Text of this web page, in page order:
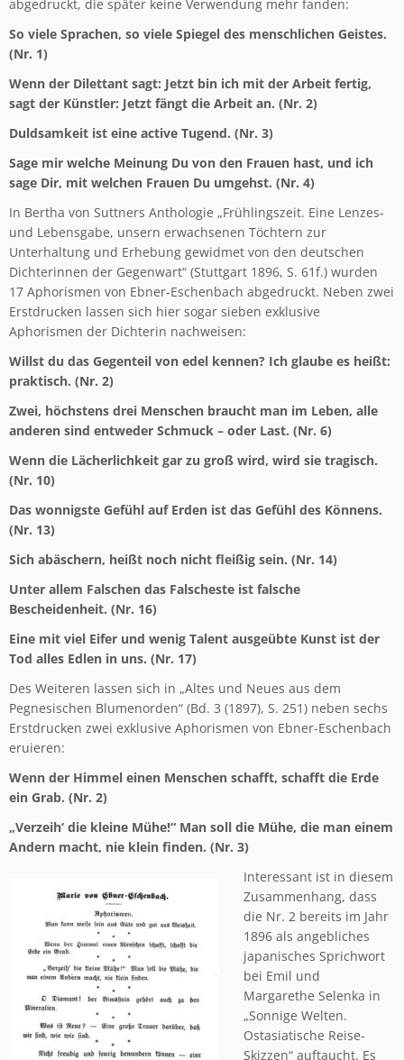
abgedruckt, die später keine Verwendung mehr fanden:
So viele Sprachen, so viele Spiegel des menschlichen Geistes.
(Nr. 1)
Wenn der Dilettant sagt: Jetzt bin ich mit der Arbeit fertig,
sagt der Künstler: Jetzt fängt die Arbeit an. (Nr. 2)
Duldsamkeit ist eine active Tugend. (Nr. 3)
Sage mir welche Meinung Du von den Frauen hast, und ich
sage Dir, mit welchen Frauen Du umgehst. (Nr. 4)
In Bertha von Suttners Anthologie „Frühlingszeit. Eine Lenzes-
und Lebensgabe, unsern erwachsenen Töchtern zur
Unterhaltung und Erhebung gewidmet von den deutschen
Dichterinnen der Gegenwart“ (Stuttgart 1896, S. 61f.) wurden
17 Aphorismen von Ebner-Eschenbach abgedruckt. Neben zwei
Erstdrucken lassen sich hier sogar sieben exklusive
Aphorismen der Dichterin nachweisen:
Willst du das Gegenteil von edel kennen? Ich glaube es heißt:
praktisch. (Nr. 2)
Zwei, höchstens drei Menschen braucht man im Leben, alle
anderen sind entweder Schmuck – oder Last. (Nr. 6)
Wenn die Lächerlichkeit gar zu groß wird, wird sie tragisch.
(Nr. 10)
Das wonnigste Gefühl auf Erden ist das Gefühl des Könnens.
(Nr. 13)
Sich abäschern, heißt noch nicht fleißig sein. (Nr. 14)
Unter allem Falschen das Falscheste ist falsche
Bescheidenheit. (Nr. 16)
Eine mit viel Eifer und wenig Talent ausgeübte Kunst ist der
Tod alles Edlen in uns. (Nr. 17)
Des Weiteren lassen sich in „Altes und Neues aus dem
Pegnesischen Blumenorden“ (Bd. 3 (1897), S. 251) neben sechs
Erstdrucken zwei exklusive Aphorismen von Ebner-Eschenbach
eruieren:
Wenn der Himmel einen Menschen schafft, schafft die Erde
ein Grab. (Nr. 2)
„Verzeih‘ die kleine Mühe!“ Man soll die Mühe, die man einem
Andern macht, nie klein finden. (Nr. 3)
Interessant ist in diesem
Zusammenhang, dass
die Nr. 2 bereits im Jahr
1896 als angebliches
japanisches Sprichwort
bei Emil und
Margarethe Selenka in
„Sonnige Welten.
Ostasiatische Reise-
Skizzen“ auftaucht. Es